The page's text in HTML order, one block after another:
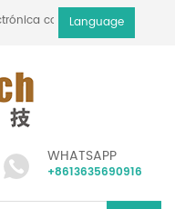
co., ltdLanguage
WHATSAPP
+8613635690916